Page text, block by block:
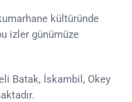
kültüründe
izler günümüze
Batak, İskambil, Okey